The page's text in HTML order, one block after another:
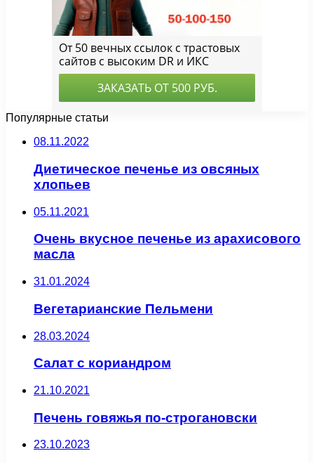
Популярные статьи
08.11.2022
Диетическое печенье из овсяных
хлопьев
05.11.2021
Очень вкусное печенье из арахисового
масла
31.01.2024
Вегетарианские Пельмени
28.03.2024
Салат с кориандром
21.10.2021
Печень говяжья по-строгановски
23.10.2023